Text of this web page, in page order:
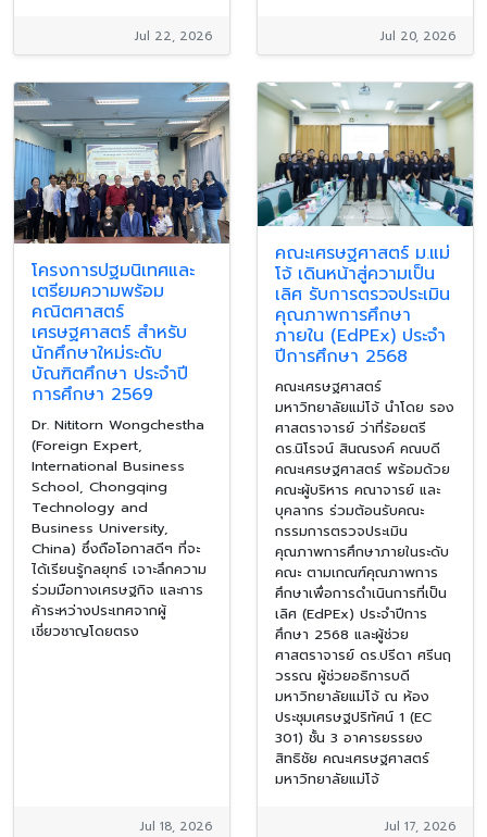
Jul 22, 2026 Jul 20, 2026
โครงการปฐมนิเทศและ
เตรียมความพร้อม
คณิตศาสตร์
เศรษฐศาสตร์ สำหรับ
นักศึกษาใหม่ระดับ
บัณฑิตศึกษา ประจำปี
การศึกษา 2569
Dr. Nititorn Wongchestha
(Foreign Expert,
International Business
School, Chongqing
Technology and
Business University,
China) ซึ่งถือโอกาสดีๆ ที่จะ
ได้เรียนรู้กลยุทธ์ เจาะลึกความ
ร่วมมือทางเศรษฐกิจ และการ
ค้าระหว่างประเทศจากผู้
เชี่ยวชาญโดยตรง
Jul 18, 2026
คณะเศรษฐศาสตร์ ม.แม่
โจ้ เดินหน้าสู่ความเป็น
เลิศ รับการตรวจประเมิน
คุณภาพการศึกษา
ภายใน (EdPEx) ประจำ
ปีการศึกษา 2568
คณะเศรษฐศาสตร์
มหาวิทยาลัยแม่โจ้ นำโดย รอง
ศาสตราจารย์ ว่าที่ร้อยตรี
ดร.นิโรจน์ สินณรงค์ คณบดี
คณะเศรษฐศาสตร์ พร้อมด้วย
คณะผู้บริหาร คณาจารย์ และ
บุคลากร ร่วมต้อนรับคณะ
กรรมการตรวจประเมิน
คุณภาพการศึกษาภายในระดับ
คณะ ตามเกณฑ์คุณภาพการ
ศึกษาเพื่อการดำเนินการที่เป็น
เลิศ (EdPEx) ประจำปีการ
ศึกษา 2568 และผู้ช่วย
ศาสตราจารย์ ดร.ปรีดา ศรีนฤ
วรรณ ผู้ช่วยอธิการบดี
มหาวิทยาลัยแม่โจ้ ณ ห้อง
ประชุมเศรษฐปริทัศน์ 1 (EC
301) ชั้น 3 อาคารยรรยง
สิทธิชัย คณะเศรษฐศาสตร์
มหาวิทยาลัยแม่โจ้
Jul 17, 2026